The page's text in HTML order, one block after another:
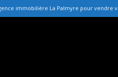
immobilière La Palmyre pour vendre